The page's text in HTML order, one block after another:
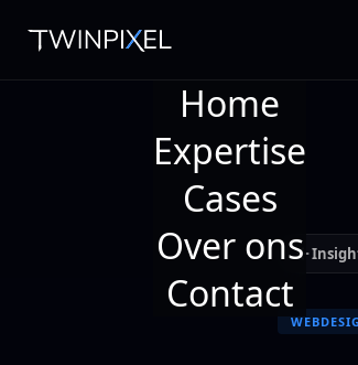
Home
Expertise
Cases
Over ons
Contact